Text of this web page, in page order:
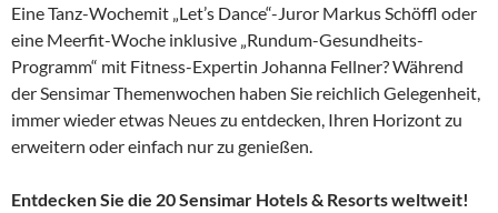
Eine Tanz-Wochemit „Let’s Dance“-Juror Markus Schöffl oder
eine Meerfit-Woche inklusive „Rundum-Gesundheits-
Programm“ mit Fitness-Expertin Johanna Fellner? Während
der Sensimar Themenwochen haben Sie reichlich Gelegenheit,
immer wieder etwas Neues zu entdecken, Ihren Horizont zu
erweitern oder einfach nur zu genießen.
​Entdecken Sie die 20 Sensimar Hotels & Resorts weltweit!